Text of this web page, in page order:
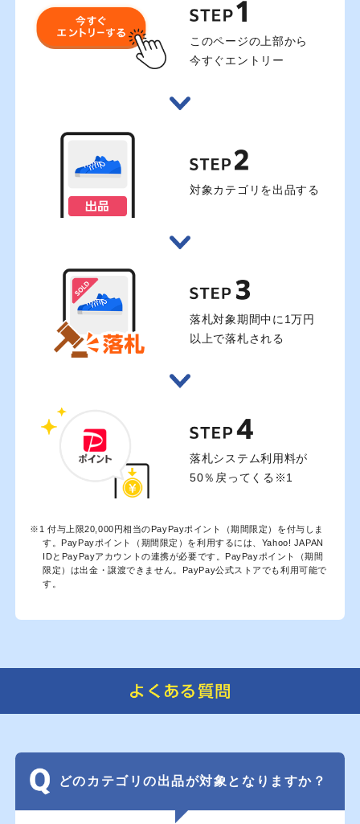
このページの上部から
今すぐエントリー
対象カテゴリを出品する
落札対象期間中に1万円
以上で落札される
落札システム利用料が
50％戻ってくる※1
付与上限20,000円相当のPayPayポイント（期間限定）を付与しま
す。PayPayポイント（期間限定）を利用するには、Yahoo! JAPAN
IDとPayPayアカウントの連携が必要です。PayPayポイント（期間
限定）は出金・譲渡できません。PayPay公式ストアでも利用可能で
す。
どのカテゴリの出品が対象となりますか？